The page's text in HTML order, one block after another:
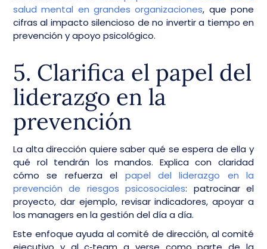
salud mental en grandes organizaciones, que pone
cifras al impacto silencioso de no invertir a tiempo en
prevención y apoyo psicológico.
5. Clarifica el papel del
liderazgo en la
prevención
La alta dirección quiere saber qué se espera de ella y
qué rol tendrán los mandos. Explica con claridad
cómo se refuerza el papel del liderazgo en la
prevención de riesgos psicosociales: patrocinar el
proyecto, dar ejemplo, revisar indicadores, apoyar a
los managers en la gestión del día a día.
Este enfoque ayuda al comité de dirección, al comité